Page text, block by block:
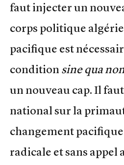
faut injecter un
corps politique
pacifique est
condition sine qua
un nouveau cap. Il
national sur la
changement
radicale et sans appel